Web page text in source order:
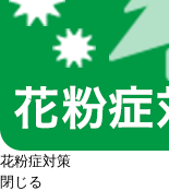
花粉症対策
閉じる